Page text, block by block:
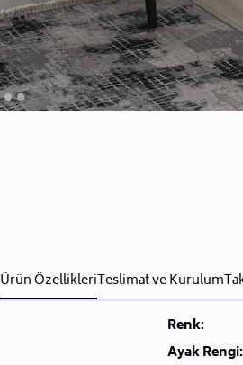
Ürün ÖzellikleriTeslimat ve Kurulum
Renk:
Ayak Rengi: